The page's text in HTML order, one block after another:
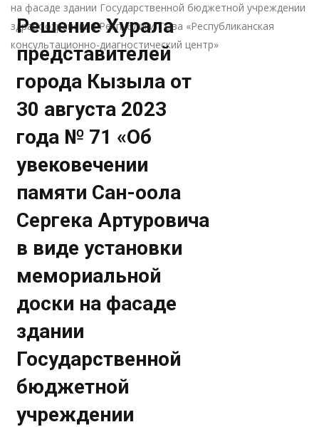
на фасаде здании Государственной бюджетной учреждении
здравоохранении Республики Тыва «Республиканская
консультационно-диагностический центр»
Решение Хурала
представителей
города Кызыла от
30 августа 2023
года № 71 «Об
увековечении
памяти Сан-оола
Сергека Артуровича
в виде установки
мемориальной
доски на фасаде
здании
Государственной
бюджетной
учреждении